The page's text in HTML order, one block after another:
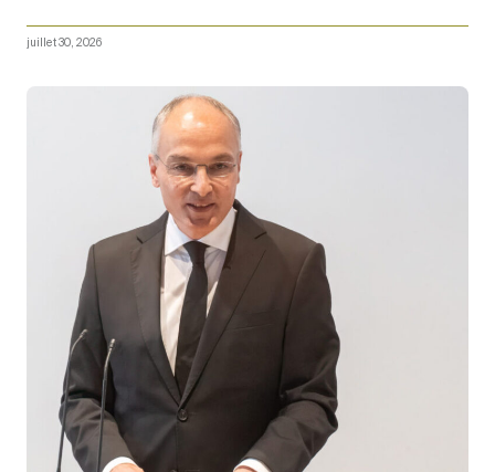
juillet 30, 2026